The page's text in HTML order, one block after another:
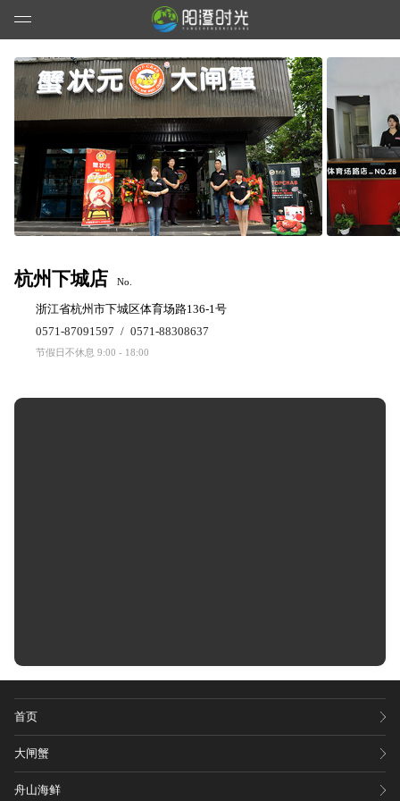
杭州下城店 No.
浙江省杭州市下城区体育场路136-1号
0571-87091597 / 0571-88308637
节假日不休息 9:00 - 18:00
首页
大闸蟹
舟山海鲜